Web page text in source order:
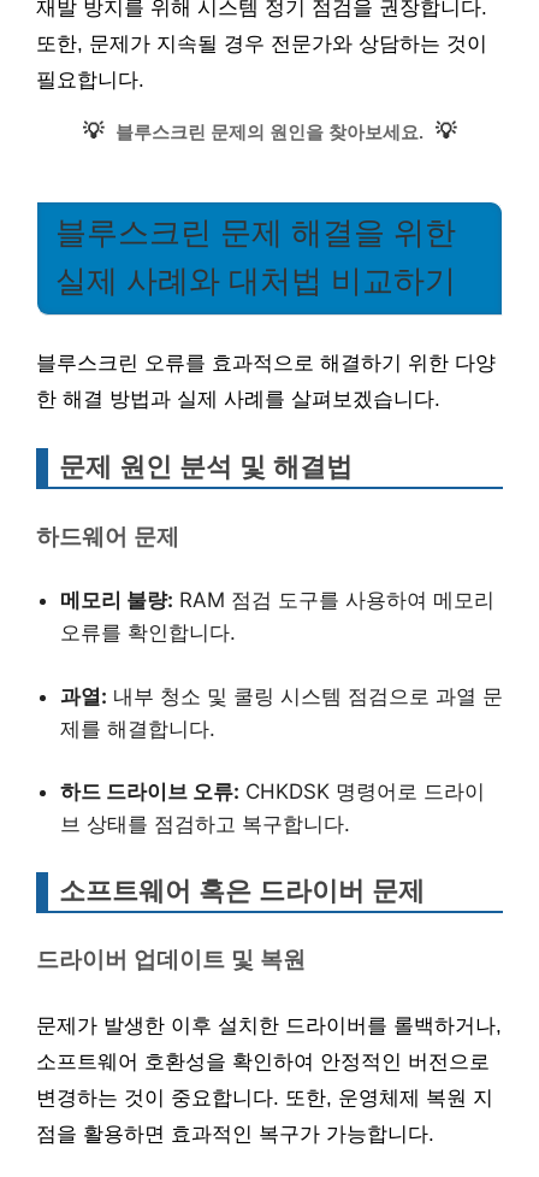
재발 방지를 위해 시스템 정기 점검을 권장합니다.
또한, 문제가 지속될 경우 전문가와 상담하는 것이
필요합니다.
💡 블루스크린 문제의 원인을 찾아보세요. 💡
블루스크린 문제 해결을 위한
실제 사례와 대처법 비교하기
블루스크린 오류를 효과적으로 해결하기 위한 다양
한 해결 방법과 실제 사례를 살펴보겠습니다.
문제 원인 분석 및 해결법
하드웨어 문제
메모리 불량: RAM 점검 도구를 사용하여 메모리
오류를 확인합니다.
과열: 내부 청소 및 쿨링 시스템 점검으로 과열 문
제를 해결합니다.
하드 드라이브 오류: CHKDSK 명령어로 드라이
브 상태를 점검하고 복구합니다.
소프트웨어 혹은 드라이버 문제
드라이버 업데이트 및 복원
문제가 발생한 이후 설치한 드라이버를 롤백하거나,
소프트웨어 호환성을 확인하여 안정적인 버전으로
변경하는 것이 중요합니다. 또한, 운영체제 복원 지
점을 활용하면 효과적인 복구가 가능합니다.